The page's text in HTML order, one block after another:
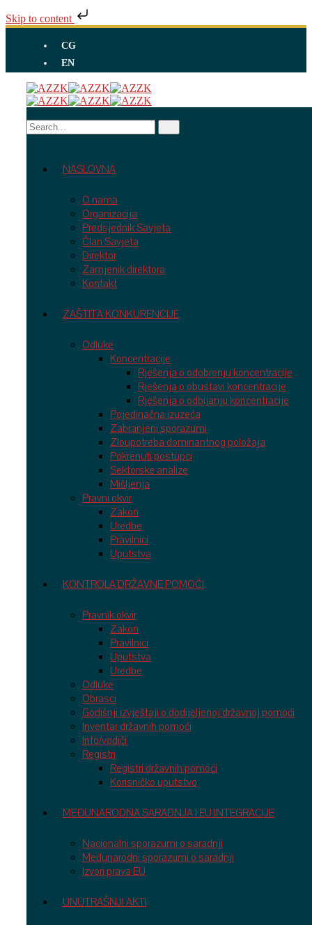
Skip to content
CG
EN
NASLOVNA
O nama
Organizacija
Predsjednik Savjeta
Član Savjeta
Direktor
Zamjenik direktora
Kontakt
ZAŠTITA KONKURENCIJE
Odluke
Koncentracije
Rješenja o odobrenju koncentracije
Rješenja o obustavi koncentracije
Rješenja o odbijanju koncentracije
Pojedinačna izuzeća
Zabranjeni sporazumi
Zloupotreba dominantnog položaja
Pokrenuti postupci
Sektorske analize
Mišljenja
Pravni okvir
Zakon
Uredbe
Pravilnici
Uputstva
KONTROLA DRŽAVNE POMOĆI
Pravnik okvir
Zakon
Pravilnici
Uputstva
Uredbe
Odluke
Obrasci
Godišnji izvještaji o dodijeljenoj državnoj pomoći
Inventar državnih pomoći
Info/vodiči
Registri
Registri državnih pomoći
Korisničko uputstvo
MEĐUNARODNA SARADNJA I EU INTEGRACIJE
Nacionalni sporazumi o saradnji
Međunarodni sporazumi o saradnji
Izvori prava EU
UNUTRAŠNJI AKTI